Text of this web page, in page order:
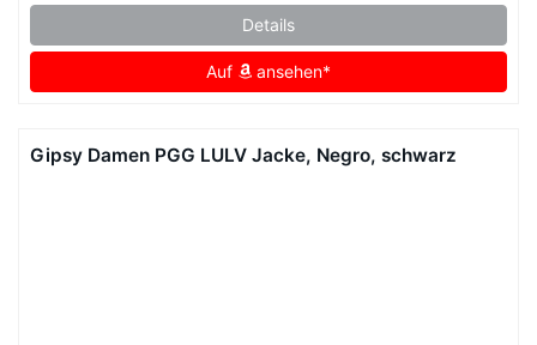
Details
Auf ansehen*
Gipsy Damen PGG LULV Jacke, Negro, schwarz